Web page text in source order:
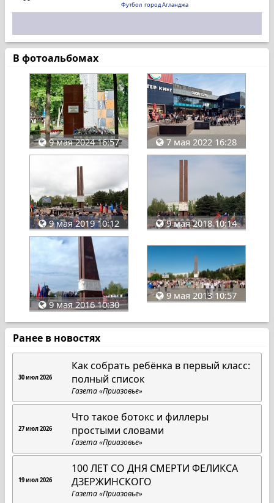
Футбол город Агланджа
В фотоальбомах
9 мая 2024 16:57 7 мая 2022 16:28
9 мая 2019 10:12 9 мая 2018 10:14
9 мая 2016 10:30
9 мая 2013 10:57
Ранее в новостях
30 июл 2026
Как собрать ребёнка в первый класс:
полный список
Газета «Приазовье»
27 июл 2026
Что такое ботокс и филлеры
простыми словами
Газета «Приазовье»
19 июл 2026
100 ЛЕТ СО ДНЯ СМЕРТИ ФЕЛИКСА
ДЗЕРЖИНСКОГО
Газета «Приазовье»